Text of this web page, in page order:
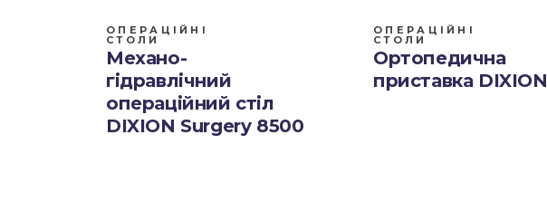
ОПЕРАЦІЙНІ
СТОЛИ
Механо-
гідравлічний
операційний стіл
DIXION Surgery 8500
ОПЕРАЦІЙНІ
СТОЛИ
Ортопедична
приставка DIXION